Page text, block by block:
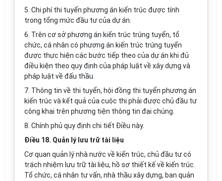
5. Chi phí thi tuyển phương án kiến trúc được tính
trong tổng mức đầu tư của dự án.
6. Trên cơ sở phương án kiến trúc trúng tuyển, tổ
chức, cá nhân có phương án kiến trúc trúng tuyển
được thực hiện các bước tiếp theo của dự án khi đủ
điều kiện theo quy định của pháp luật về xây dựng và
pháp luật về đấu thầu.
7. Thông tin về thi tuyển, hội đồng thi tuyển phương án
kiến trúc và kết quả của cuộc thi phải được chủ đầu tư
công khai trên phương tiện thông tin đại chúng.
8. Chính phủ quy định chi tiết Điều này.
Điều 18. Quản lý lưu trữ tài liệu
Cơ quan quản lý nhà nước về kiến trúc, chủ đầu tư có
trách nhiệm lưu trữ tài liệu, hồ sơ thiết kế về kiến trúc.
Tổ chức, cá nhân tư vấn, nhà thầu xây dựng, ban quản